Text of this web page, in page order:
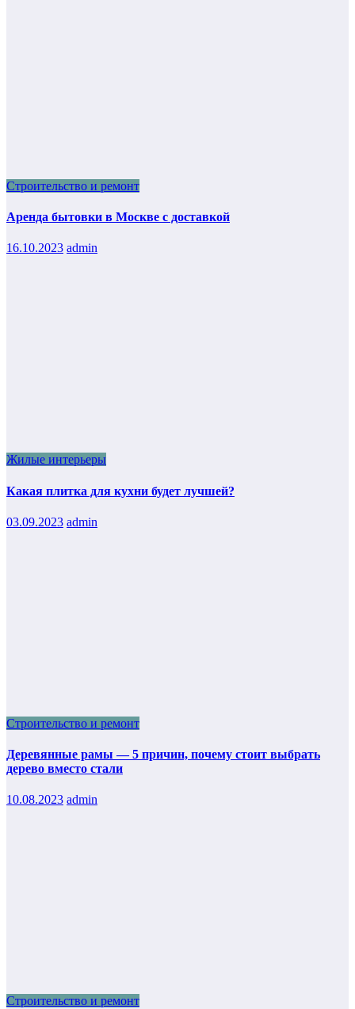
Строительство и ремонт
Аренда бытовки в Москве с доставкой
16.10.2023 admin
Жилые интерьеры
Какая плитка для кухни будет лучшей?
03.09.2023 admin
Строительство и ремонт
Деревянные рамы — 5 причин, почему стоит выбрать
дерево вместо стали
10.08.2023 admin
Строительство и ремонт